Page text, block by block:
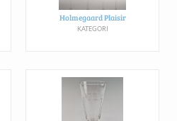
Holmegaard Plaisir
KATEGORI